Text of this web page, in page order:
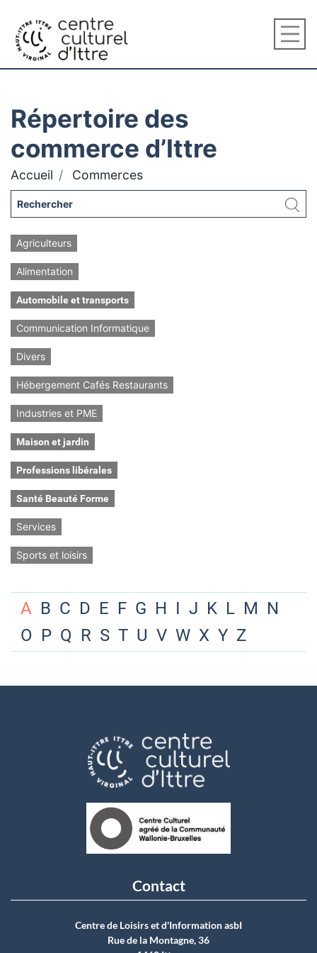
Répertoire des
commerce d’Ittre
Accueil Commerces
Agriculteurs
Alimentation
Automobile et transports
Communication Informatique
Divers
Hébergement Cafés Restaurants
Industries et PME
Maison et jardin
Professions libérales
Santé Beauté Forme
Services
Sports et loisirs
A B C D E F G H I J K L M N
O P Q R S T U V W X Y Z
Contact
Centre de Loisirs et d'Information asbI
Rue de la Montagne, 36